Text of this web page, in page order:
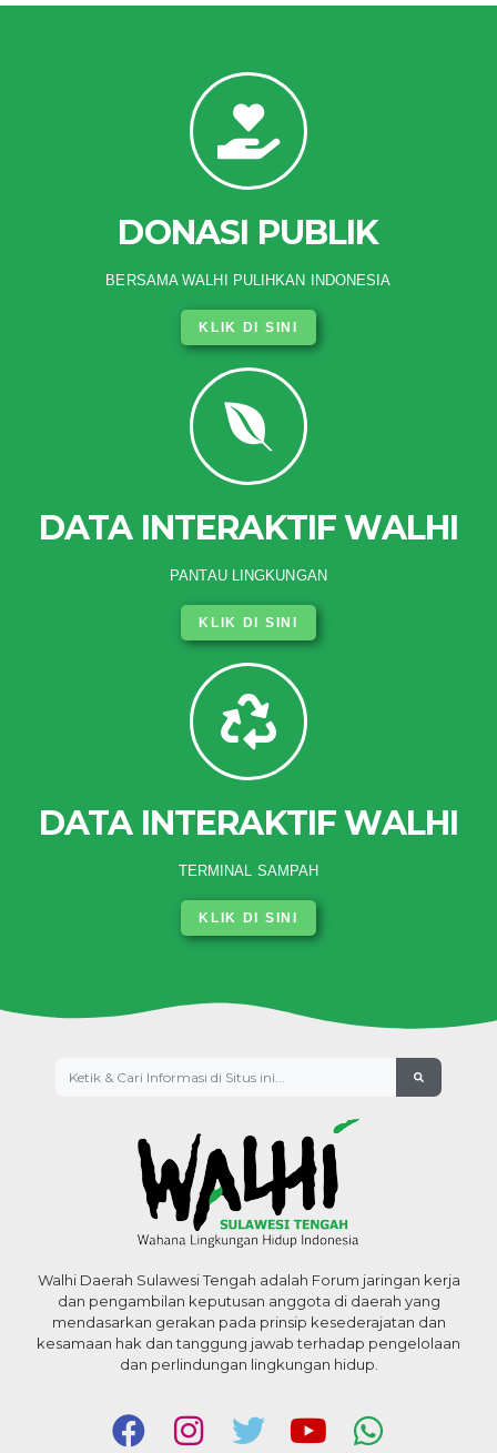
DONASI PUBLIK
BERSAMA WALHI PULIHKAN INDONESIA
KLIK DI SINI
DATA INTERAKTIF WALHI
PANTAU LINGKUNGAN
KLIK DI SINI
DATA INTERAKTIF WALHI
TERMINAL SAMPAH
KLIK DI SINI
Walhi Daerah Sulawesi Tengah adalah Forum jaringan kerja
dan pengambilan keputusan anggota di daerah yang
mendasarkan gerakan pada prinsip kesederajatan dan
kesamaan hak dan tanggung jawab terhadap pengelolaan
dan perlindungan lingkungan hidup.